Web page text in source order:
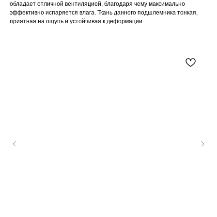
обладает отличной вентиляцией, благодаря чему максимально
эффективно испаряется влага. Ткань данного подшлемника тонкая,
приятная на ощупь и устойчивая к деформации.